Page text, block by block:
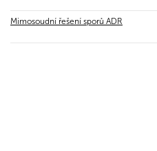
Mimosoudní řešení sporů ADR